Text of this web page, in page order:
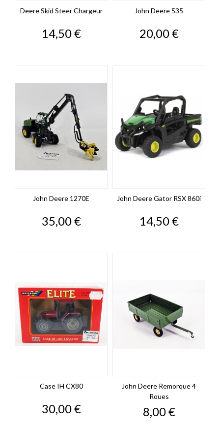
Deere Skid Steer Chargeur
Prix
14,50 €
John Deere 535
Prix
20,00 €
John Deere 1270E
Prix
35,00 €
John Deere Gator RSX 860i
Prix
14,50 €
Case IH CX80
Prix
30,00 €
John Deere Remorque 4
Roues
Prix
8,00 €